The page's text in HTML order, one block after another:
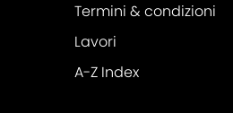
Termini & condizioni
Lavori
A-Z Index